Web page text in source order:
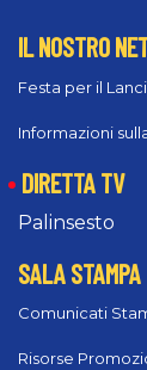
IL NOSTRO
Festa per il
Informazioni
DIRETTA TV
Palinsesto
SALA STAMPA
Comunicati
Risorse